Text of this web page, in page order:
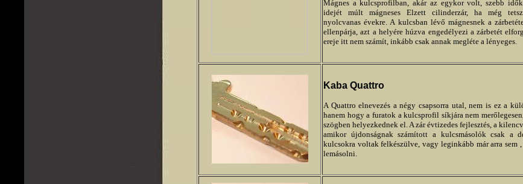
Mágnes a kulcsprofilban, akár az egykor volt, szebb
idejét múlt mágneses Elzett cilinderzár, ha még
nyolcvanas évekre. A kulcsban lévő mágnesnek a
ellenpárja, azt a helyére húzva engedélyezi a zárbetét
ereje itt nem számít, inkább csak annak megléte a lényeges.
Kaba Quattro
A Quattro elnevezés a négy csapsorra utal, nem is ez a
hanem hogy a furatok a kulcsprofil síkjára nem
szögben helyezkednek el. A zár évtizedes fejlesztés, a
amikor újdonságnak számított a kulcsmásolók csak a
kulcsokra voltak felkészülve, vagy leginkább már arra sem
lemásolni.